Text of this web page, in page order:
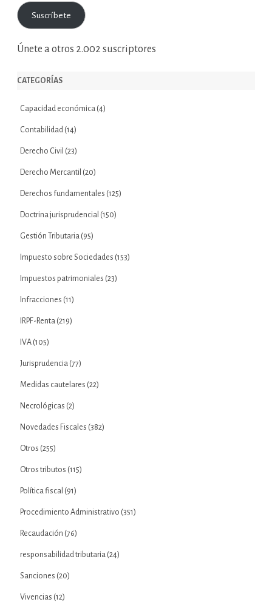
correo
electrónico
Suscríbete
Únete a otros 2.002 suscriptores
CATEGORÍAS
Capacidad económica (4)
Contabilidad (14)
Derecho Civil (23)
Derecho Mercantil (20)
Derechos fundamentales (125)
Doctrina jurisprudencial (150)
Gestión Tributaria (95)
Impuesto sobre Sociedades (153)
Impuestos patrimoniales (23)
Infracciones (11)
IRPF-Renta (219)
IVA (105)
Jurisprudencia (77)
Medidas cautelares (22)
Necrológicas (2)
Novedades Fiscales (382)
Otros (255)
Otros tributos (115)
Política fiscal (91)
Procedimiento Administrativo (351)
Recaudación (76)
responsabilidad tributaria (24)
Sanciones (20)
Vivencias (12)